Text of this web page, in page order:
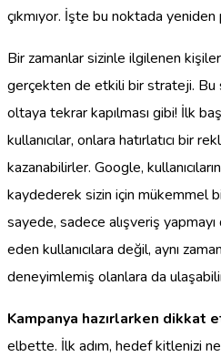
çıkmıyor. İşte bu noktada
Bir zamanlar sizinle ilgilenen
gerçekten de etkili bir strateji. Bu
oltaya tekrar kapılması gibi! İlk
kullanıcılar, onlara hatırlatıcı bir
kazanabilirler. Google,
kaydederek sizin için mükemmel
sayede, sadece alışveriş
eden kullanıcılara değil, aynı
deneyimlemiş olanlara da
Kampanya hazırlarken dikkat
elbette. İlk adım, hedef kitlenizi